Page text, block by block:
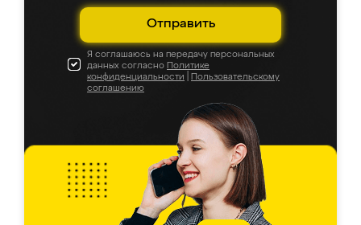
Отправить
Я соглашаюсь на передачу персональных
данных согласно Политике
конфиденциальности
Пользовательскому
соглашению